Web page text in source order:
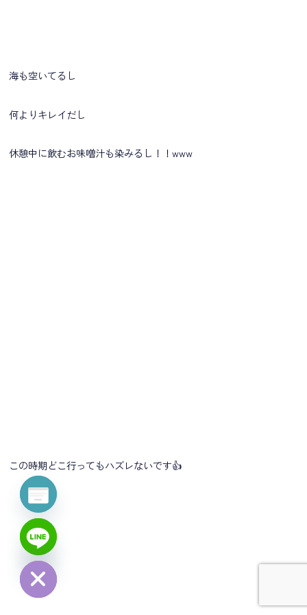
海も空いてるし
何よりキレイだし
休憩中に飲むお味噌汁も染みるし！！www
この時期どこ行ってもハズレないです👍
H
i
d
e
c
h
y